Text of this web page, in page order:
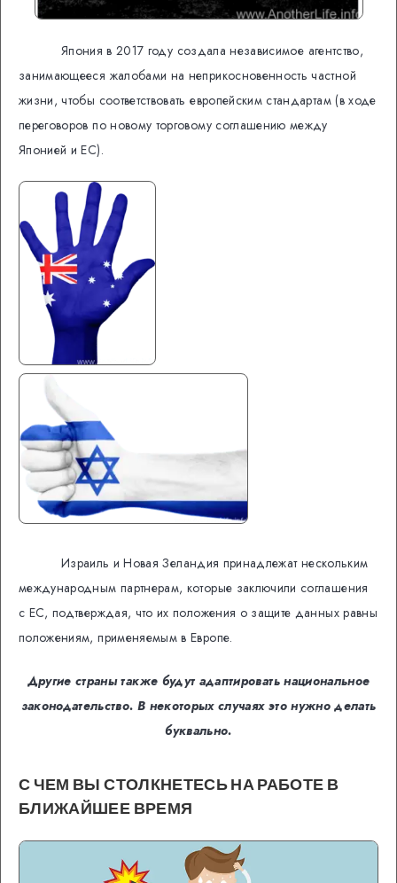
Япония в 2017 году создала независимое агентство,
занимающееся жалобами на неприкосновенность частной
жизни, чтобы соответствовать европейским стандартам (в ходе
переговоров по новому торговому соглашению между
Японией и ЕС).
Израиль и Новая Зеландия принадлежат нескольким
международным партнерам, которые заключили соглашения
с ЕС, подтверждая, что их положения о защите данных равны
положениям, применяемым в Европе.
Другие страны также будут адаптировать национальное
законодательство. В некоторых случаях это нужно делать
буквально.
С ЧЕМ ВЫ СТОЛКНЕТЕСЬ НА РАБОТЕ В
БЛИЖАЙШЕЕ ВРЕМЯ